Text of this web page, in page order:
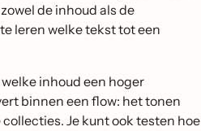
de inhoud als de
leren welke tekst tot een
inhoud een hoger
binnen een flow: het tonen
Je kunt ook testen hoe